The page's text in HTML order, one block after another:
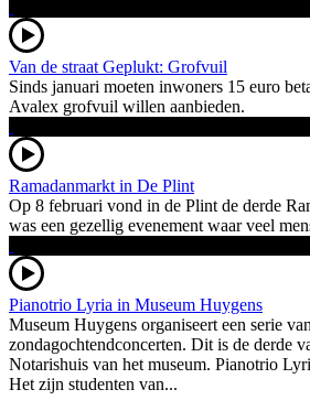
Van de straat Geplukt: Grofvuil
Sinds januari moeten inwoners 15 euro
Avalex grofvuil willen aanbieden.
Ramadanmarkt in De Plint
Op 8 februari vond in de Plint de derde
was een gezellig evenement waar veel
Pianotrio Lyria in Museum Huygens
Museum Huygens organiseert een serie
zondagochtendconcerten. Dit is de derde
Notarishuis van het museum. Pianotrio
Het zijn studenten van...